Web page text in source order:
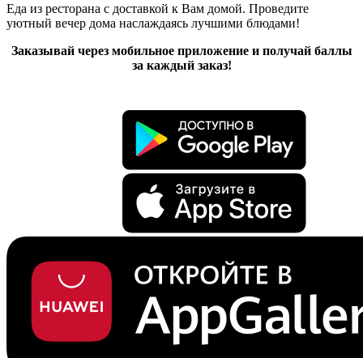
Еда из ресторана с доставкой к Вам домой. Проведите
уютный вечер дома наслаждаясь лучшими блюдами!
Заказывай через мобильное приложение и получай баллы
за каждый заказ!